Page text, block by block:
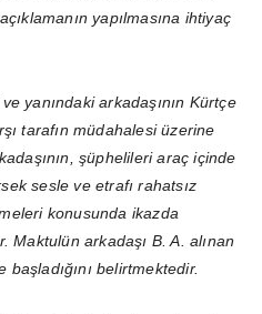
yapılmasına ihtiyaç
yanındaki arkadaşının Kürtçe
tarafın müdahalesi üzerine
şüphelileri araç içinde
sesle ve etrafı rahatsız
konusunda ikazda
Maktulün arkadaşı B. A. alınan
belirtmektedir.